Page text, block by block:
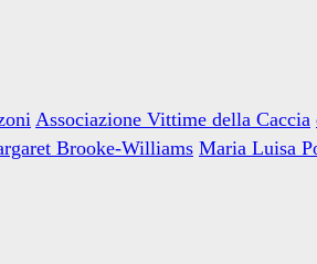
Associazione Vittime della Caccia
Brooke-Williams Maria Luisa